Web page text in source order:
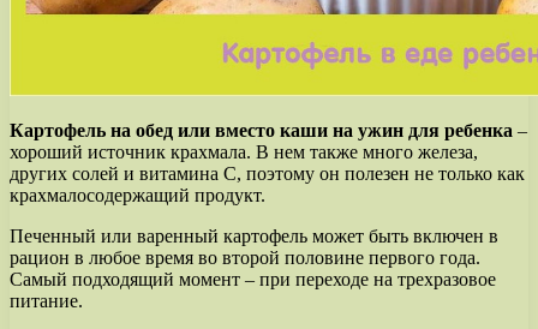
Картофель на обед или вместо каши на ужин для ребенка –
хороший источник крахмала. В нем также много железа,
других солей и витамина С, поэтому он полезен не только как
крахмалосодержащий продукт.
Печенный или варенный картофель может быть включен в
рацион в любое время во второй половине первого года.
Самый подходящий момент – при переходе на трехразовое
питание.